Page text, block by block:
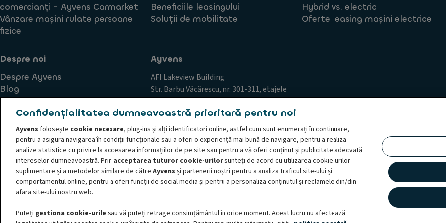
comercianți - Ayvens Carmarket
Vânzare mașini rulate persoane
fizice
Beneficiile leasingului
Soluții de mobilitate
Hybrid vs. electric
Oferte leasing mașini electrice
Despre noi
Despre Ayvens
Blog
Carieră
Ayvens
AFI Lakeview Building
Str. Barbu Văcărescu, nr. 301-311, etajele
12 & 13
Sector 2
București, România
Principii de conduită și etică Politica de cookie-uri Cerere de acces din partea persoanei vizate
Termeni și condiții
Declarație de confidențialitate
Societe Generale Trimite o reclamație Whistleblowing
© 2026 ALD Automotive | LeasePlan anunță noul său brand global de mobilitate, Ayvens, care reunește cele două companii sub o identitate comună.
mobilității sustenabile, oferind servicii de leasing complete, modele de abonament flexibile, servicii de administrare a flotei și soluții de multi-
mari, IMM-uri, persoane fizice autorizate și persoane fizice. Datorită acoperirii extinse, cu prezență directă în 40 de țări, Ayvens își valorifică poziția
Confidențialitatea dumneavoastră prioritară pentru noi
Ayvens folosește cookie necesare, plug-ins și alți identificatori online, astfel cum sunt enumerați în continuare,
pentru a asigura navigarea în condiții funcționale sau a oferi o experiență mai bună de navigare, pentru a realiza
analize statistice cu privire la accesarea informațiilor de pe site sau pentru a vă oferi conținut și publicitate adecvată
intereselor dumneavoastră. Prin acceptarea tuturor cookie-urilorsunteți de acord cu utilizarea cookie-urilor
suplimentare și a metodelor similare de către Ayvens și partenerii noștri pentru a analiza traficul site-ului și
comportamentul online, pentru a oferi funcții de social media și pentru a personaliza conținutul și reclamele din/din
afara site-ului nostru web.
Puteți gestiona cookie-urile sau vă puteți retrage consimțământul în orice moment. Acest lucru nu afectează